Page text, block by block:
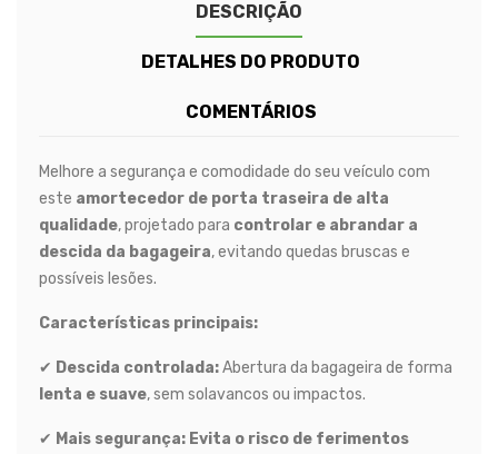
DESCRIÇÃO
DETALHES DO PRODUTO
COMENTÁRIOS
Melhore a segurança e comodidade do seu veículo com
este amortecedor de porta traseira de alta
qualidade, projetado para controlar e abrandar a
descida da bagageira, evitando quedas bruscas e
possíveis lesões.
Características principais:
✔ Descida controlada:Abertura da bagageira de forma
lenta e suave, sem solavancos ou impactos.
✔ Mais segurança: Evita o risco de ferimentos